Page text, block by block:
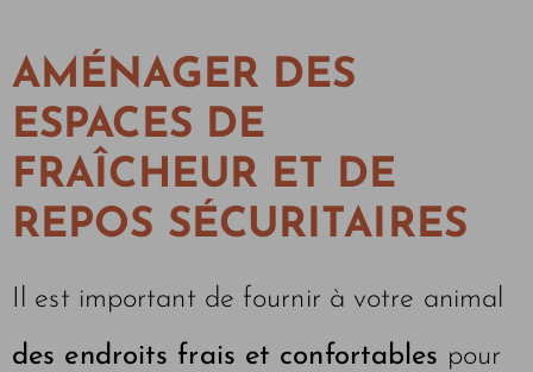
AMÉNAGER DES
ESPACES DE
FRAÎCHEUR ET DE
REPOS SÉCURITAIRES
Il est important de fournir à votre animal
des endroits frais et confortables pour